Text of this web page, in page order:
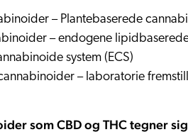
– Plantebaserede
system (ECS)
cannabinoider – laboratorie
som CBD og THC tegner